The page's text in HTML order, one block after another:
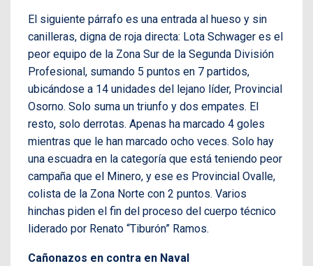
El siguiente párrafo es una entrada al hueso y sin
canilleras, digna de roja directa: Lota Schwager es el
peor equipo de la Zona Sur de la Segunda División
Profesional, sumando 5 puntos en 7 partidos,
ubicándose a 14 unidades del lejano líder, Provincial
Osorno. Solo suma un triunfo y dos empates. El
resto, solo derrotas. Apenas ha marcado 4 goles
mientras que le han marcado ocho veces. Solo hay
una escuadra en la categoría que está teniendo peor
campaña que el Minero, y ese es Provincial Ovalle,
colista de la Zona Norte con 2 puntos. Varios
hinchas piden el fin del proceso del cuerpo técnico
liderado por Renato “Tiburón” Ramos.
Cañonazos en contra en Naval